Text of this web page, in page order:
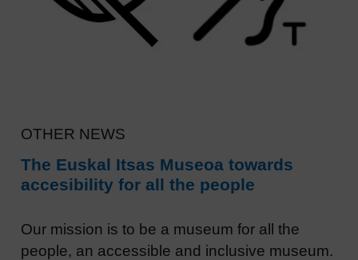
OTHER NEWS
The Euskal Itsas Museoa towards
accesibility for all the people
Our mission is to be a museum for all the
people, an accessible and inclusive museum.